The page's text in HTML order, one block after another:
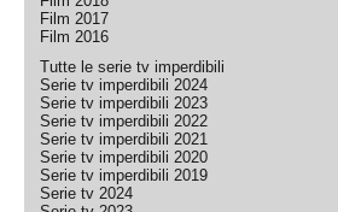
Film 2017
Film 2016
Tutte le serie tv imperdibili
Serie tv imperdibili 2024
Serie tv imperdibili 2023
Serie tv imperdibili 2022
Serie tv imperdibili 2021
Serie tv imperdibili 2020
Serie tv imperdibili 2019
Serie tv 2024